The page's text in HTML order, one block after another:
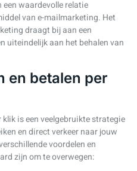
waardevolle relatie
van e-mailmarketing. Het
draagt bij aan een
uiteindelijk aan het behalen van
en betalen per
is een veelgebruikte strategie
en direct verkeer naar jouw
voordelen en
zijn om te overwegen: